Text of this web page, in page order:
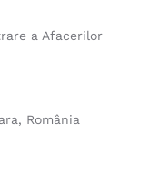
a Afacerilor
România